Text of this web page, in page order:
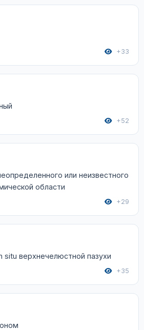
+33
+52
или неизвестного
области
+29
situ верхнечелюстной пазухи
+35